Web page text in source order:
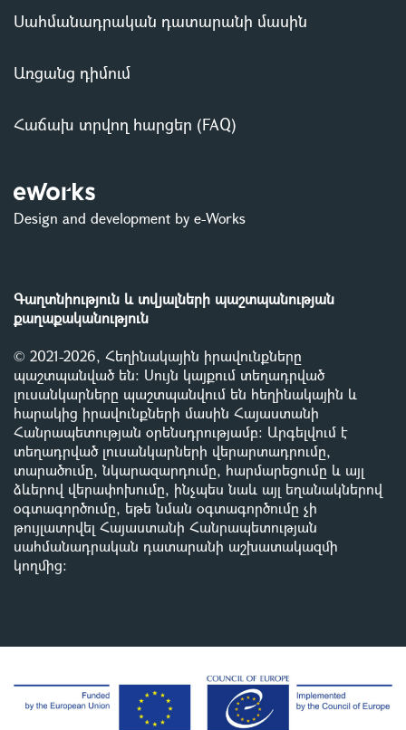
Սահմանադրական դատարանի մասին
Առցանց դիմում
Հաճախ տրվող հարցեր (FAQ)
Design and development by e-Works
Գաղտնիություն և տվյալների պաշտպանության
քաղաքականություն
© 2021-2026, Հեղինակային իրավունքները
պաշտպանված են: Սույն կայքում տեղադրված
լուսանկարները պաշտպանվում են հեղինակային և
հարակից իրավունքների մասին Հայաստանի
Հանրապետության օրենսդրությամբ: Արգելվում է
տեղադրված լուսանկարների վերարտադրումը,
տարածումը, նկարազարդումը, հարմարեցումը և այլ
ձևերով վերափոխումը, ինչպես նաև այլ եղանակներով
օգտագործումը, եթե նման օգտագործումը չի
թույլատրվել Հայաստանի Հանրապետության
սահմանադրական դատարանի աշխատակազմի
կողմից: